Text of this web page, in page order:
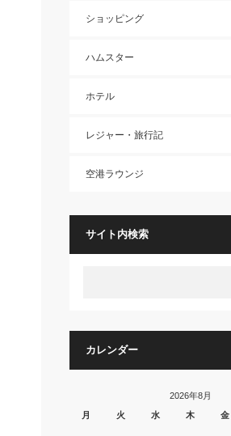
ショッピング
ハムスター
ホテル
レジャー・旅行記
空港ラウンジ
サイト内検索
カレンダー
2026年8月
月
火 水 木 金